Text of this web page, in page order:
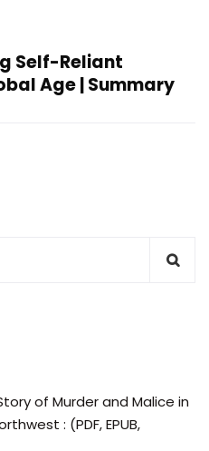
Self-Reliant
Age | Summary
of Murder and Malice in
: (PDF, EPUB,